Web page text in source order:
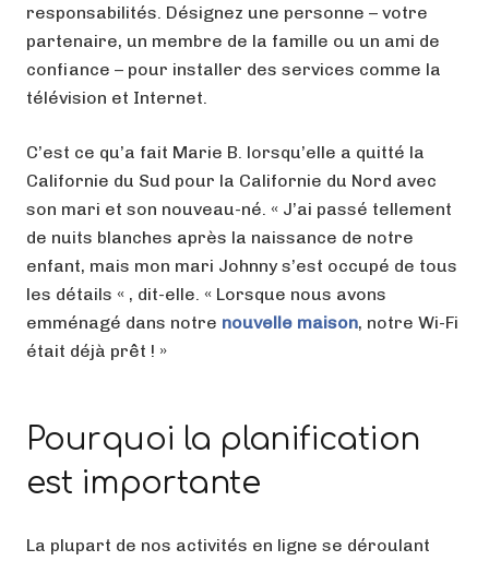
responsabilités. Désignez une personne – votre
partenaire, un membre de la famille ou un ami de
confiance – pour installer des services comme la
télévision et Internet.
C’est ce qu’a fait Marie B. lorsqu’elle a quitté la
Californie du Sud pour la Californie du Nord avec
son mari et son nouveau-né. « J’ai passé tellement
de nuits blanches après la naissance de notre
enfant, mais mon mari Johnny s’est occupé de tous
les détails « , dit-elle. « Lorsque nous avons
emménagé dans notre nouvelle maison, notre Wi-Fi
était déjà prêt ! »
Pourquoi la planification
est importante
La plupart de nos activités en ligne se déroulant